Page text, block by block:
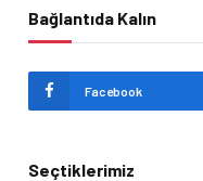
Bağlantıda Kalın
Facebook
Seçtiklerimiz